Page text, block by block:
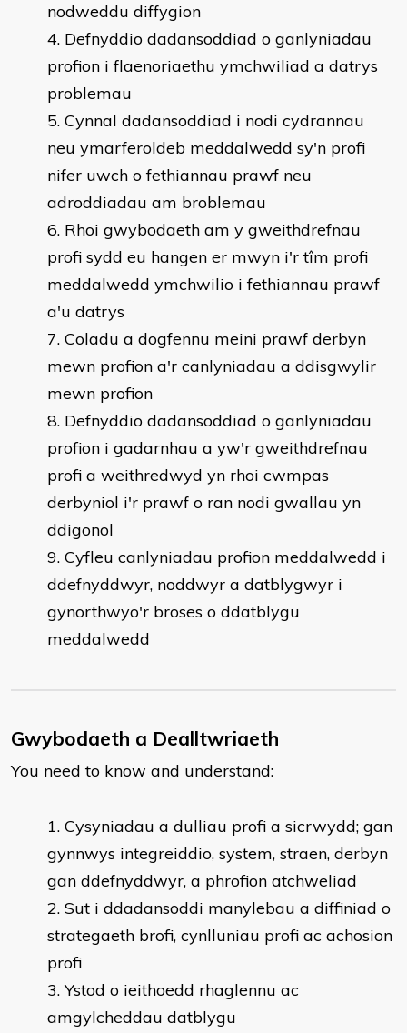
nodweddu diffygion
Defnyddio dadansoddiad o ganlyniadau
profion i flaenoriaethu ymchwiliad a datrys
problemau
Cynnal dadansoddiad i nodi cydrannau
neu ymarferoldeb meddalwedd sy'n profi
nifer uwch o fethiannau prawf neu
adroddiadau am broblemau
Rhoi gwybodaeth am y gweithdrefnau
profi sydd eu hangen er mwyn i'r tîm profi
meddalwedd ymchwilio i fethiannau prawf
a'u datrys
Coladu a dogfennu meini prawf derbyn
mewn profion a'r canlyniadau a ddisgwylir
mewn profion
Defnyddio dadansoddiad o ganlyniadau
profion i gadarnhau a yw'r gweithdrefnau
profi a weithredwyd yn rhoi cwmpas
derbyniol i'r prawf o ran nodi gwallau yn
ddigonol
Cyfleu canlyniadau profion meddalwedd i
ddefnyddwyr, noddwyr a datblygwyr i
gynorthwyo'r broses o ddatblygu
meddalwedd
Gwybodaeth a Dealltwriaeth
You need to know and understand:
Cysyniadau a dulliau profi a sicrwydd; gan
gynnwys integreiddio, system, straen, derbyn
gan ddefnyddwyr, a phrofion atchweliad
Sut i ddadansoddi manylebau a diffiniad o
strategaeth brofi, cynlluniau profi ac achosion
profi
Ystod o ieithoedd rhaglennu ac
amgylcheddau datblygu